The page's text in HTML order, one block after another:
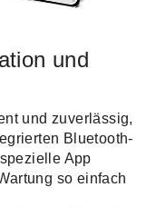
und
und zuverlässig,
Bluetooth-
App
so einfach